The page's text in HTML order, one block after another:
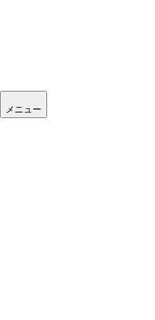
メニュー